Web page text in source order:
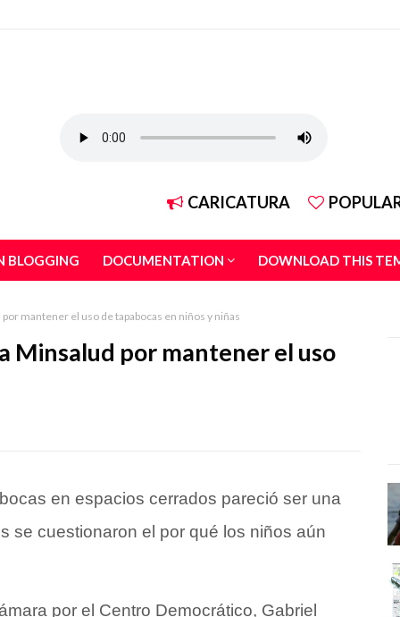
CARICATURA
BLOGGING DOCUMENTATION DOWNLOAD THIS
mantener el uso de tapabocas en niños y niñas
Minsalud por mantener el uso
en espacios cerrados pareció ser una
se cuestionaron el por qué los niños aún
por el Centro Democrático, Gabriel